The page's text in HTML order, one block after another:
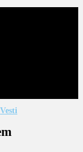
Vesti